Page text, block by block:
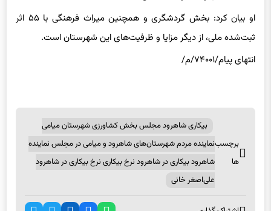
او بیان کرد: بخش گردشگری و همچنین میراث فرهنگی با ۵۵ اثر
ثبت‌شده ملی، از دیگر مزایا و ظرفیت‌های این شهرستان است.
انتهای پیام/۷۴۰۰۱/م/
برچسب
ها
بیکاری شاهرود مجلس بخش کشاورزی شهرستان میامی
نماینده مردم شهرستان‌های شاهرود و میامی در مجلس نماینده
شاهرود بیکاری در شاهرود نرخ بیکاری نرخ بیکاری در شاهرود
علی‌اصغر خانی